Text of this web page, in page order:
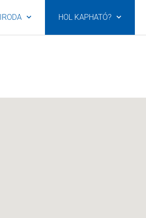
IRODA HOL KAPHATÓ?